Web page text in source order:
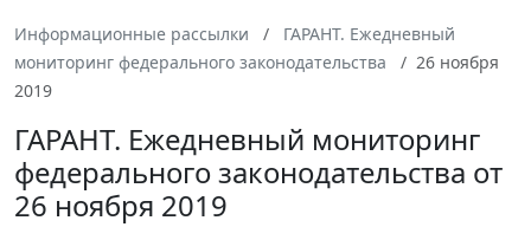
Информационные рассылки
ГАРАНТ. Ежедневный
мониторинг федерального законодательства
26 ноября
2019
ГАРАНТ. Ежедневный мониторинг
федерального законодательства от
26 ноября 2019